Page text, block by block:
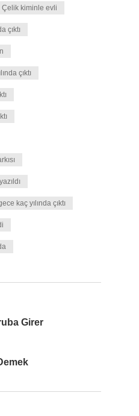
Çelik kiminle evli
çıktı
çıktı
kaç yılında çıktı
Girer